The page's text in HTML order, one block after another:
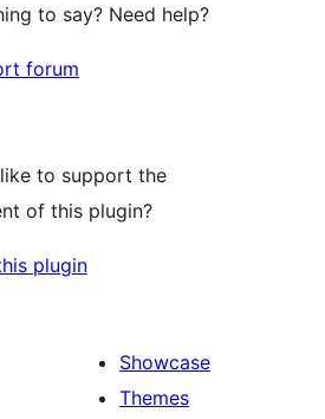
to say? Need help?
forum
to support the
of this plugin?
plugin
Showcase
Themes